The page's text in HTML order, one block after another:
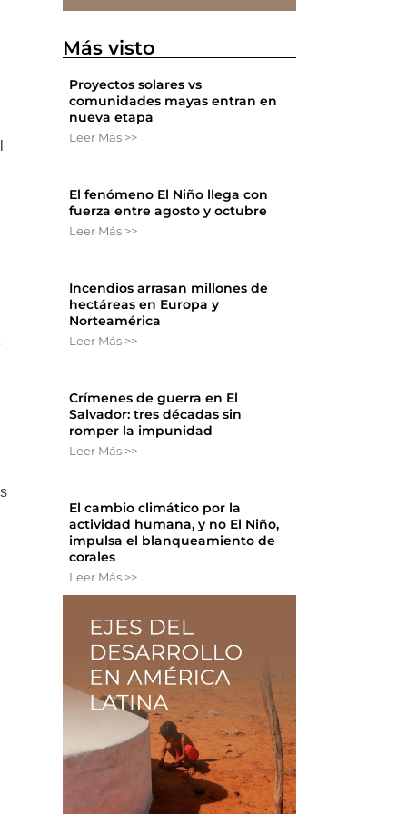
Más visto
Proyectos solares vs
comunidades mayas entran en
nueva etapa
Leer Más >>
El fenómeno El Niño llega con
fuerza entre agosto y octubre
Leer Más >>
Incendios arrasan millones de
hectáreas en Europa y
Norteamérica
Leer Más >>
Crímenes de guerra en El
Salvador: tres décadas sin
romper la impunidad
Leer Más >>
El cambio climático por la
actividad humana, y no El Niño,
impulsa el blanqueamiento de
corales
Leer Más >>